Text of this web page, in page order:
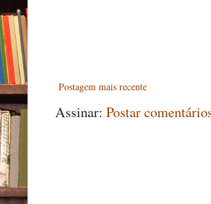
Postagem mais recente
Assinar: Postar